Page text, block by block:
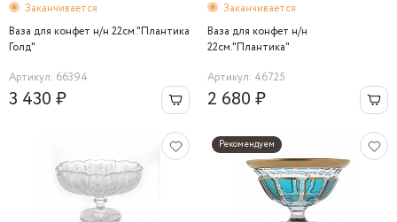
Заканчивается
Ваза для конфет н/н 22см."Плантика
Голд"
Артикул: 66394
3 430 ₽
Заканчивается
Ваза для конфет н/н
22см."Плантика"
Артикул: 46725
2 680 ₽
Рекомендуем